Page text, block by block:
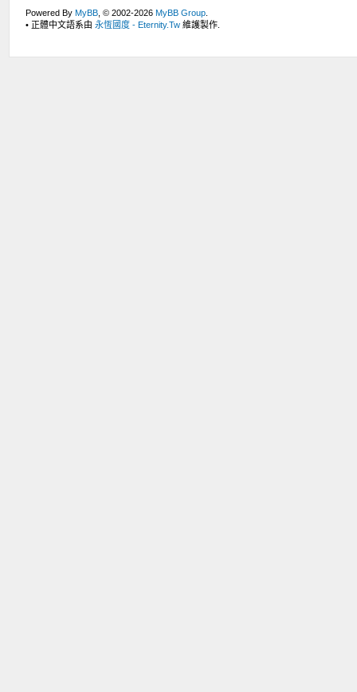
Powered ByMyBB , © 2002-2026MyBB Group
• 正體中文語系由永恆國度 - Eternity.Tw 維護製作.